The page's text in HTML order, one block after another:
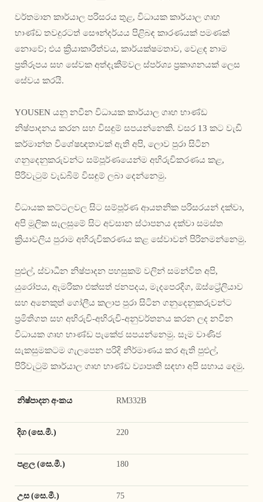
වර්තමාන කාර්යාල පරිසරය තුළ, විධායක කාර්යාල ගෘහ
භාණ්ඩ තවදුරටත් සෞන්දර්යය පිළිබඳ කාරණයක් පමණක්
නොවේ; එය ක්‍රියාකාරීත්වය, කාර්යක්ෂමතාව, වෙළඳ නාම
ප්‍රතිරූපය සහ සේවක අත්දැකීම්වල ස්පර්ශ්‍ය ප්‍රකාශනයක් ලෙස
සේවය කරයි.
YOUSEN යනු නවීන විධායක කාර්යාල ගෘහ භාණ්ඩ
නිෂ්පාදනය කරන සහ විසඳුම් සපයන්නෙකි. වසර 13 කට වැඩි
කර්මාන්ත විශේෂඥතාවක් ඇති අපි, ලොව පුරා සිටින
ගනුදෙනුකරුවන්ට සම්පූර්ණයෙන්ම අභිරුචිකරණය කළ,
පිරිවැටුම් වැඩබිම් විසඳුම් ලබා දෙන්නෙමු.
විධායක කට්ටලවල සිට සම්පූර්ණ ආයතනික පරිසරයන් දක්වා,
අපි මූලික සැලසුමේ සිට අවසාන ස්ථාපනය දක්වා සමස්ත
ක්‍රියාවලිය පුරාම අභිරුචිකරණය කළ සේවාවන් පිරිනමන්නෙමු.
පුළුල්, ස්වාධීන නිෂ්පාදන පහසුකම් වලින් සමන්විත අපි,
යුරෝපය, ඇමරිකා එක්සත් ජනපදය, මැදපෙරදිග, ඕස්ට්‍රේලියාව
සහ අනෙකුත් ගෝලීය කලාප පුරා සිටින ගනුදෙනුකරුවන්ට
ප්‍රමිතිගත සහ අභිරුචි-අභිරුචි-අනුවර්තනය කරන ලද නවීන
විධායක ගෘහ භාණ්ඩ පැකේජ සපයන්නෙමු. සෑම වාණිජ
සැකසුමකටම ගැලපෙන පරිදි නිර්මාණය කර ඇති පුළුල්,
පිරිවැටුම් කාර්යාල ගෘහ භාණ්ඩ ව්‍යාපෘති සඳහා අපි සහාය දෙමු.
නිෂ්පාදන අංකය RM332B
දිග (සෙ.මී.) 220
පළල (සෙ.මී.) 180
උස (සෙ.මී.) 75